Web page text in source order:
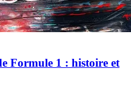
Formule 1 : histoire et